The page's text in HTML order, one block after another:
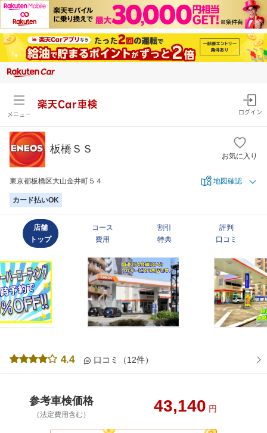
メニュー
楽天Car車検
ログイン
板橋ＳＳ
お気に入り
東京都板橋区大山金井町５４ 地図確認
カード払いOK
店舗
トップ
コース
費用
割引
特典
評判
口コミ
4.4 口コミ（12件）
参考車検価格
（法定費用含む） 43,140 円